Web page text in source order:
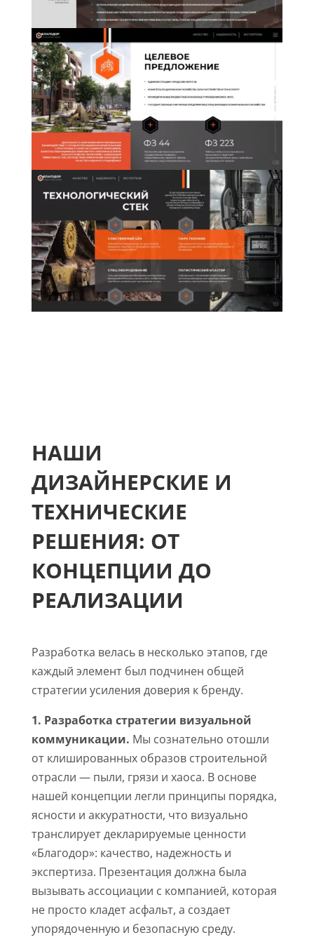
НАШИ
ДИЗАЙНЕРСКИЕ И
ТЕХНИЧЕСКИЕ
РЕШЕНИЯ: ОТ
КОНЦЕПЦИИ ДО
РЕАЛИЗАЦИИ
Разработка велась в несколько этапов, где
каждый элемент был подчинен общей
стратегии усиления доверия к бренду.
1. Разработка стратегии визуальной
коммуникации. Мы сознательно отошли
от клишированных образов строительной
отрасли — пыли, грязи и хаоса. В основе
нашей концепции легли принципы порядка,
ясности и аккуратности, что визуально
транслирует декларируемые ценности
«Благодор»: качество, надежность и
экспертиза. Презентация должна была
вызывать ассоциации с компанией, которая
не просто кладет асфальт, а создает
упорядоченную и безопасную среду.